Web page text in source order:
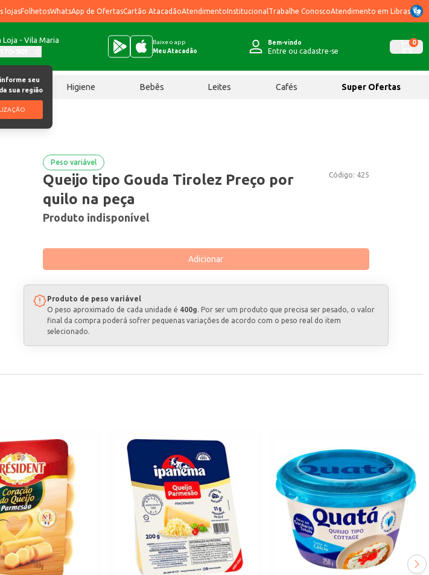
lojasFolhetosWhatsApp de OfertasCartão AtacadãoAtendimentoInstitucional Trabalhe ConoscoAtendimento em Libras
Loja - Vila Maria
seu
sua região
Baixe o app
Meu Atacadão
Bem-vindo
Entre ou cadastre-se
0
Higiene Bebês Leites Cafés Super Ofertas
na peça
Peso variável
Código: 425
Queijo tipo Gouda Tirolez Preço por
quilo na peça
Produto indisponível
Adicionar
Produto de peso variável
O peso aproximado de cada unidade é 400g. Por ser um produto que precisa ser pesado, o valor
final da compra poderá sofrer pequenas variações de acordo com o peso real do item
selecionado.